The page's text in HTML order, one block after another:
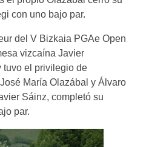
con uno bajo par.
del V Bizkaia PGAe Open
vizcaína Javier
tuvo el privilegio de
María Olazábal y Álvaro
Sáinz, completó su
par.